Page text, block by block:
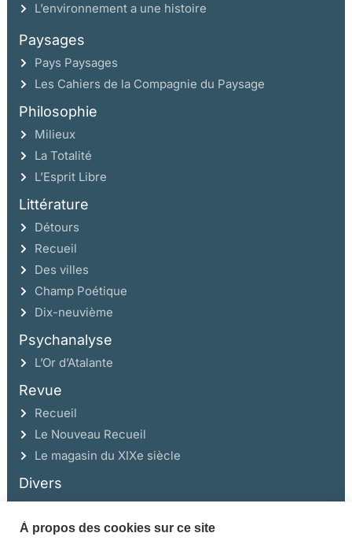
L’environnement a une histoire
Paysages
Pays Paysages
Les Cahiers de la Compagnie du Paysage
Philosophie
Milieux
La Totalité
L’Esprit Libre
Littérature
Détours
Recueil
Des villes
Champ Poétique
Dix-neuvième
Psychanalyse
L’Or d’Atalante
Revue
Recueil
Le Nouveau Recueil
Le magasin du XIXe siècle
Divers
Ce site a été réalisé avec l’aide de la Région Auvergne Rhône-Alpes et de la
À propos des cookies sur ce site